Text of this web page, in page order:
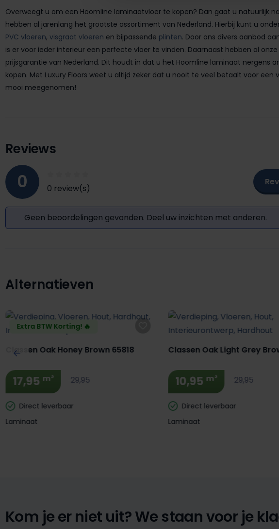
Overweegt u om een Hoomline laminaatvloer te kopen? Dan gaat u natuurlijk
hebben al jarenlang het grootste assortiment van Nederland. Hierbij kunt u
PVC vloeren, visgraat vloeren en bijpassende plinten. Door ons divers aanbod
is er voor ieder interieur een perfecte vloer te vinden. Daarnaast hebben al
prijsgarantie van Nederland. Dit houdt in dat u het Hoomline laminaat nergens
kopen. Met Luxury Floors weet u altijd zeker dat u nooit te veel betaalt voor een
mooi meegenomen!
Reviews
0 0 review(s)
Geen beoordelingen gevonden. Deel uw inzichten met anderen.
Productgalerij overslaan
Alternatieven
Extra BTW Korting! 🔥
Classen Oak Honey Brown 65818
17,95 m² 29,95
Direct leverbaar
Laminaat
Classen Oak Light Grey
10,95 m² 29,95
Direct leverbaar
Laminaat
Kom je er niet uit?We staan voor je